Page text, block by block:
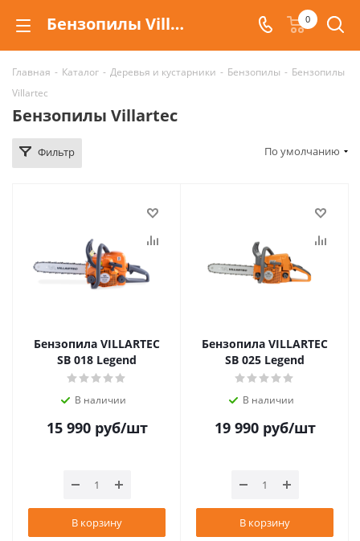
Бензопилы Villartec. Инструмент и принадлежности для пиления деревьев 0
Главная - Каталог - Деревья и кустарники - Бензопилы - Бензопилы
Villartec
Бензопилы Villartec
Фильтр По умолчанию
Бензопила VILLARTEC
SB 018 Legend
В наличии
15 990руб/шт
В корзину
Бензопила VILLARTEC
SB 025 Legend
В наличии
19 990руб/шт
В корзину